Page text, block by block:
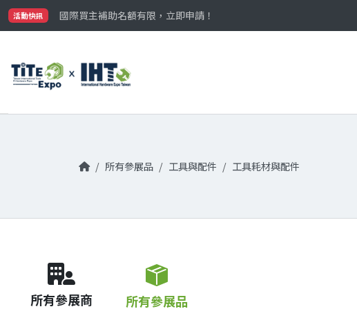
活動快訊
國際買主補助名額有限，立即申請！
參觀門票開放申請中‼️
所有參展品 工具與配件 工具耗材與配件
所有參展商 所有參展品